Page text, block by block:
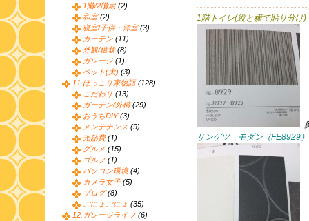
1階トイレ(縦と横で貼り分け)
サンゲツ モダン（FE8929）
1階/2階蔵(2)
和室(2)
寝室/子供・洋室(3)
カーテン (11)
外観/植栽(8)
ガレージ (1)
ペット(犬) (3)
11.ほっこり家物語(128)
こだわり (13)
ガーデン/外構(29)
おうちDIY(3)
メンテナンス (9)
光熱費(1)
グルメ (15)
ゴルフ (1)
パソコン環境(4)
カメラ女子 (5)
ブログ(8)
ごにょごにょ (35)
12.ガレージライフ (6)